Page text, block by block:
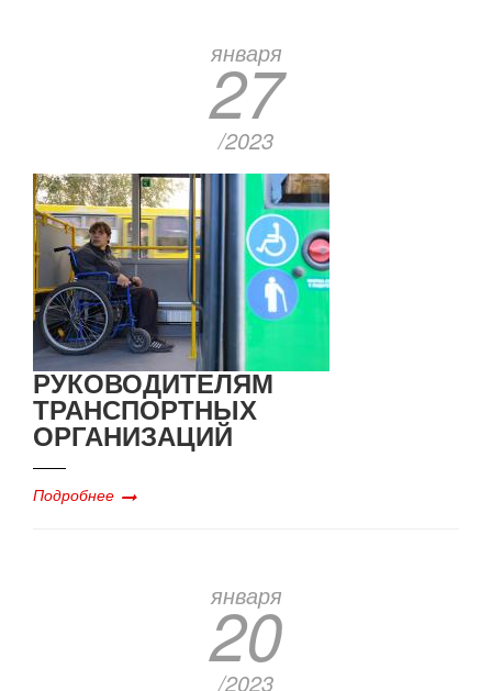
января
27
/2023
РУКОВОДИТЕЛЯМ
ТРАНСПОРТНЫХ
ОРГАНИЗАЦИЙ
Подробнее
января
20
/2023